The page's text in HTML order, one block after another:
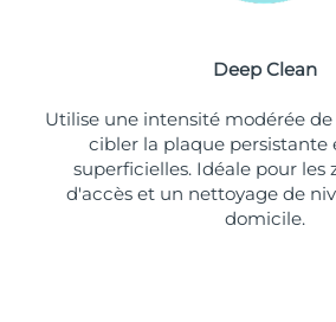
Deep Clean
Utilise une intensité modérée
cibler la plaque persistante
superficielles. Idéale pour les
d'accès et un nettoyage de
domicile.
Ouzbékistan
Viêt Nam